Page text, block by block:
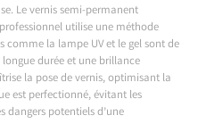
Le vernis semi-permanent
utilise une méthode
comme la lampe UV et le gel sont de
durée et une brillance
la pose de vernis, optimisant la
est perfectionné, évitant les
dangers potentiels d’une